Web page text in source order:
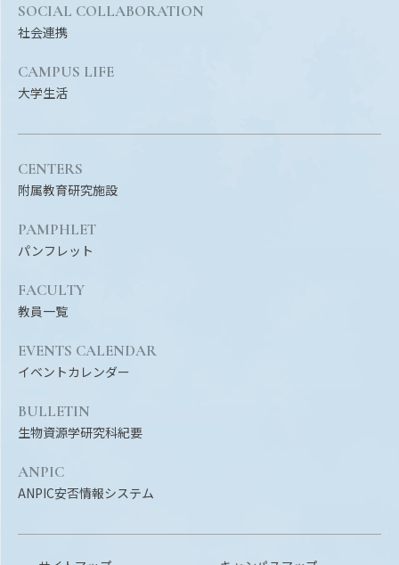
SOCIAL COLLABORATION
社会連携
CAMPUS LIFE
大学生活
CENTERS
附属教育研究施設
PAMPHLET
パンフレット
FACULTY
教員一覧
EVENTS CALENDAR
イベントカレンダー
BULLETIN
生物資源学研究科紀要
ANPIC
ANPIC安否情報システム